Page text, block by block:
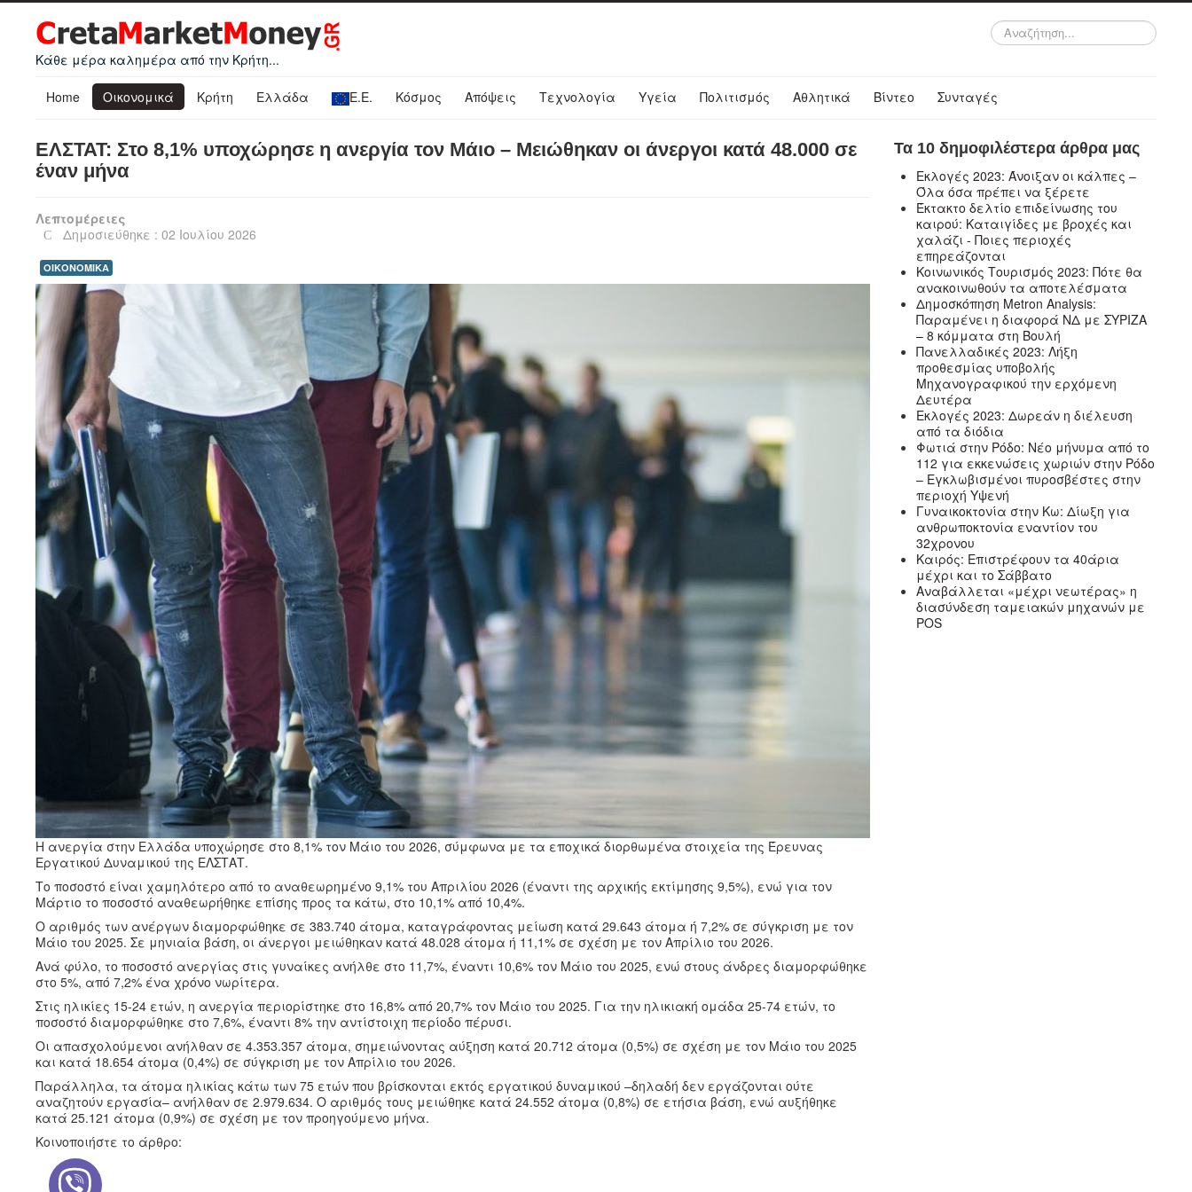
Κάθε μέρα καλημέρα από την Κρήτη...
Αναζήτηση...
Home Οικονομικά Κρήτη Ελλάδα Ε.Ε. Κόσμος Απόψεις Τεχνολογία Υγεία Πολιτισμός Αθλητικά Βίντεο Συνταγές
ΕΛΣΤΑΤ: Στο 8,1% υποχώρησε η ανεργία τον Μάιο – Μειώθηκαν οι άνεργοι κατά 48.000 σε
έναν μήνα
Λεπτομέρειες
Δημοσιεύθηκε : 02 Ιουλίου 2026
ΟΙΚΟΝΟΜΙΚΑ
Η ανεργία στην Ελλάδα υποχώρησε στο 8,1% τον Μάιο του 2026, σύμφωνα με τα εποχικά διορθωμένα στοιχεία της Έρευνας
Εργατικού Δυναμικού της ΕΛΣΤΑΤ.
Το ποσοστό είναι χαμηλότερο από το αναθεωρημένο 9,1% του Απριλίου 2026 (έναντι της αρχικής εκτίμησης 9,5%), ενώ για τον
Μάρτιο το ποσοστό αναθεωρήθηκε επίσης προς τα κάτω, στο 10,1% από 10,4%.
Ο αριθμός των ανέργων διαμορφώθηκε σε 383.740 άτομα, καταγράφοντας μείωση κατά 29.643 άτομα ή 7,2% σε σύγκριση με τον
Μάιο του 2025. Σε μηνιαία βάση, οι άνεργοι μειώθηκαν κατά 48.028 άτομα ή 11,1% σε σχέση με τον Απρίλιο του 2026.
Ανά φύλο, το ποσοστό ανεργίας στις γυναίκες ανήλθε στο 11,7%, έναντι 10,6% τον Μάιο του 2025, ενώ στους άνδρες διαμορφώθηκε
στο 5%, από 7,2% ένα χρόνο νωρίτερα.
Στις ηλικίες 15-24 ετών, η ανεργία περιορίστηκε στο 16,8% από 20,7% τον Μάιο του 2025. Για την ηλικιακή ομάδα 25-74 ετών, το
ποσοστό διαμορφώθηκε στο 7,6%, έναντι 8% την αντίστοιχη περίοδο πέρυσι.
Οι απασχολούμενοι ανήλθαν σε 4.353.357 άτομα, σημειώνοντας αύξηση κατά 20.712 άτομα (0,5%) σε σχέση με τον Μάιο του 2025
και κατά 18.654 άτομα (0,4%) σε σύγκριση με τον Απρίλιο του 2026.
Παράλληλα, τα άτομα ηλικίας κάτω των 75 ετών που βρίσκονται εκτός εργατικού δυναμικού –δηλαδή δεν εργάζονται ούτε
αναζητούν εργασία– ανήλθαν σε 2.979.634. Ο αριθμός τους μειώθηκε κατά 24.552 άτομα (0,8%) σε ετήσια βάση, ενώ αυξήθηκε
κατά 25.121 άτομα (0,9%) σε σχέση με τον προηγούμενο μήνα.
Κοινοποιήστε το άρθρο:
Τα 10 δημοφιλέστερα άρθρα μας
Εκλογές 2023: Άνοιξαν οι κάλπες –
Όλα όσα πρέπει να ξέρετε
Έκτακτο δελτίο επιδείνωσης του
καιρού: Καταιγίδες με βροχές και
χαλάζι - Ποιες περιοχές
επηρεάζονται
Κοινωνικός Τουρισμός 2023: Πότε θα
ανακοινωθούν τα αποτελέσματα
Δημοσκόπηση Metron Analysis:
Παραμένει η διαφορά ΝΔ με ΣΥΡΙΖΑ
– 8 κόμματα στη Βουλή
Πανελλαδικές 2023: Λήξη
προθεσμίας υποβολής
Μηχανογραφικού την ερχόμενη
Δευτέρα
Εκλογές 2023: Δωρεάν η διέλευση
από τα διόδια
Φωτιά στην Ρόδο: Νέο μήνυμα από το
112 για εκκενώσεις χωριών στην Ρόδο
– Εγκλωβισμένοι πυροσβέστες στην
περιοχή Υψενή
Γυναικοκτονία στην Κω: Δίωξη για
ανθρωποκτονία εναντίον του
32χρονου
Καιρός: Επιστρέφουν τα 40άρια
μέχρι και το Σάββατο
Αναβάλλεται «μέχρι νεωτέρας» η
διασύνδεση ταμειακών μηχανών με
POS